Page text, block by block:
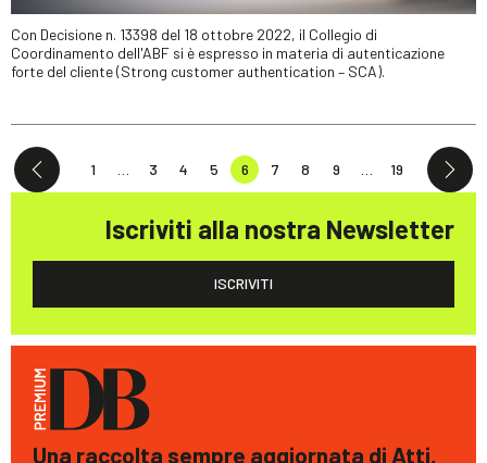
Con Decisione n. 13398 del 18 ottobre 2022, il Collegio di
Coordinamento dell'ABF si è espresso in materia di autenticazione
forte del cliente (Strong customer authentication – SCA).
1 3 4 5 6 7 8 9 19
Iscriviti alla nostra Newsletter
ISCRIVITI
Una raccolta sempre aggiornata di Atti,